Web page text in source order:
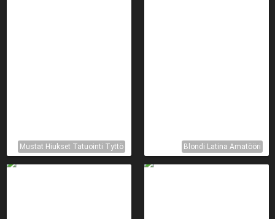
Mustat Hiukset Tatuointi Tyttö Blondi Latina Amatööri